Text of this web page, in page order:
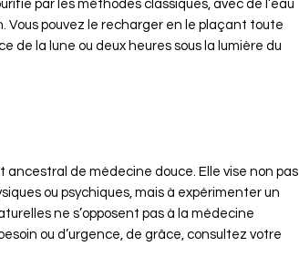
par les méthodes classiques, avec de l’eau
Vous pouvez le recharger en le plaçant toute
de la lune ou deux heures sous la lumière du
ancestral de médecine douce. Elle vise non pas
ou psychiques, mais à expérimenter un
ne s’opposent pas à la médecine
ou d’urgence, de grâce, consultez votre